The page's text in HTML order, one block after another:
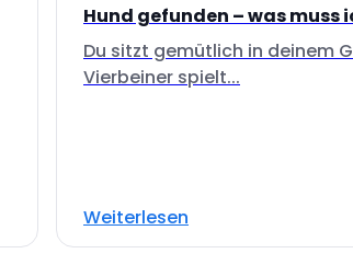
Hund gefunden – was muss
Du sitzt gemütlich in deinem
Vierbeiner spielt...
Weiterlesen